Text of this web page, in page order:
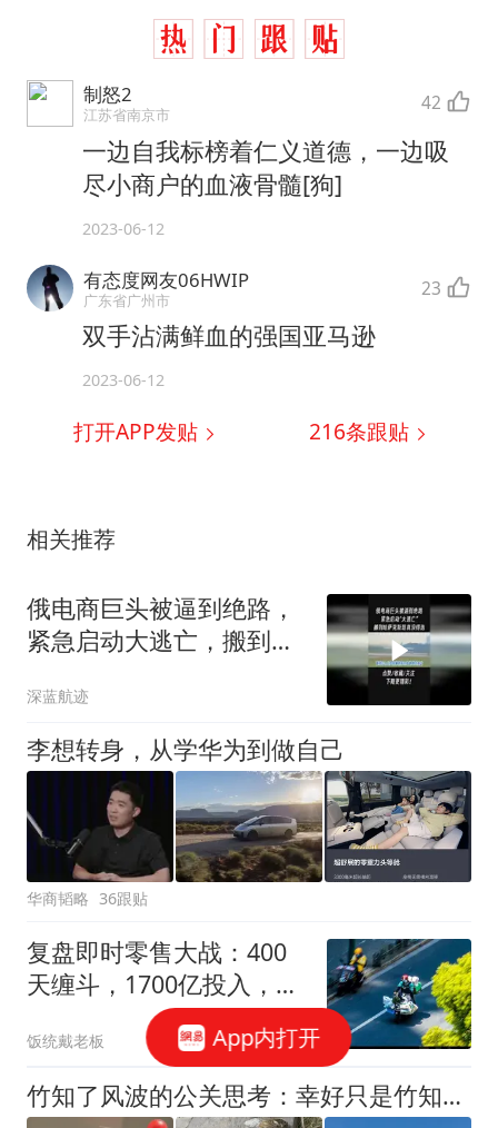
制怒2
江苏省南京市 42
一边自我标榜着仁义道德，一边吸
尽小商户的血液骨髓[狗]
2023-06-12
有态度网友06HWIP
广东省广州市 23
双手沾满鲜血的强国亚马逊
2023-06-12
打开APP发贴 216条跟贴
相关推荐
俄电商巨头被逼到绝路，
紧急启动大逃亡，搬到哈
深蓝航迹
李想转身，从学华为到做自己
华商韬略 36跟贴
复盘即时零售大战：400
天缠斗，1700亿投入，万
亿级新市场
饭统戴老板
竹知了风波的公关思考：幸好只是竹知了，不是活知了
App内打开